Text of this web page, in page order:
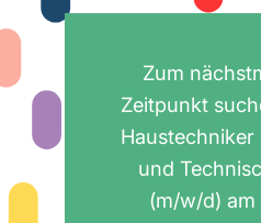
Zum
Zeitpunkt
Haustechniker
und
(m/w/d)